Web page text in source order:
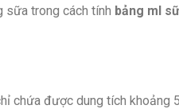
sữa trong cách tính bảng ml
chứa được dung tích khoảng